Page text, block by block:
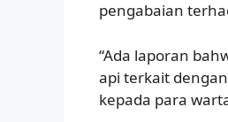
pengabaian
“Ada laporan
api terkait
kepada para